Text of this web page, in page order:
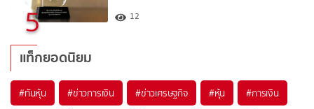
5 12
แท็กยอดนิยม
#ทันหุ้น #ข่าวการเงิน #ข่าวเศรษฐกิจ #หุ้น #การเงิน